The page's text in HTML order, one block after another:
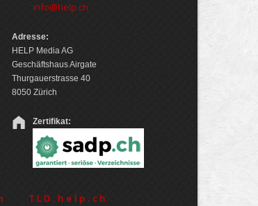
info@help.ch
Adresse:
HELP Media AG
Geschäftshaus Airgate
Thurgauerstrasse 40
8050 Zürich
Zertifikat:
TLD.help.ch